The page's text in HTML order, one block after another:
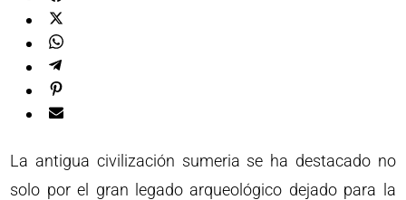
La antigua civilización sumeria se ha destacado no
solo por el gran legado arqueológico dejado para la